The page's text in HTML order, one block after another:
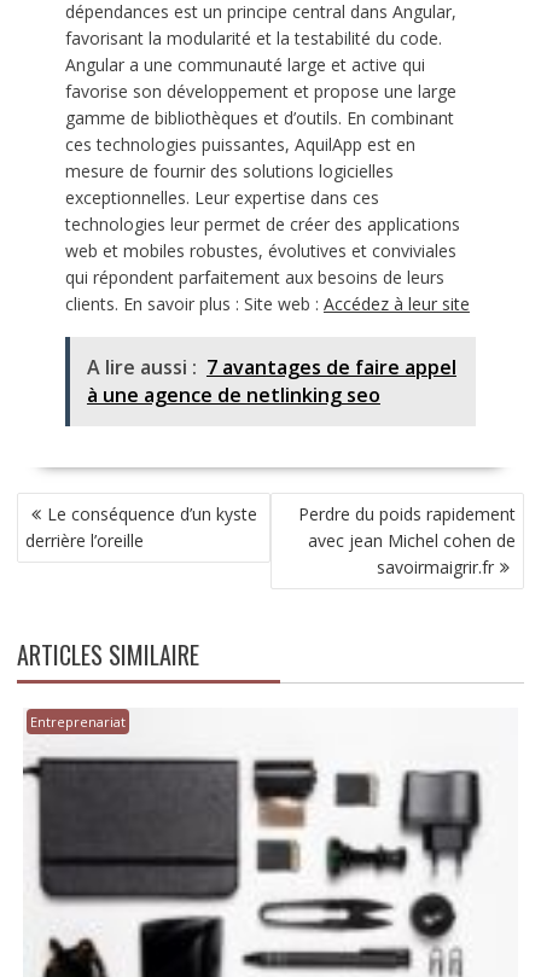
dépendances est un principe central dans Angular,
favorisant la modularité et la testabilité du code.
Angular a une communauté large et active qui
favorise son développement et propose une large
gamme de bibliothèques et d’outils. En combinant
ces technologies puissantes, AquilApp est en
mesure de fournir des solutions logicielles
exceptionnelles. Leur expertise dans ces
technologies leur permet de créer des applications
web et mobiles robustes, évolutives et conviviales
qui répondent parfaitement aux besoins de leurs
clients. En savoir plus : Site web : Accédez à leur site
A lire aussi : 7 avantages de faire appel
à une agence de netlinking seo
NAVIGATION
DE
L’ARTICLE
Le conséquence d’un kyste
derrière l’oreille
Perdre du poids rapidement
avec jean Michel cohen de
savoirmaigrir.fr
ARTICLES SIMILAIRE
Entreprenariat